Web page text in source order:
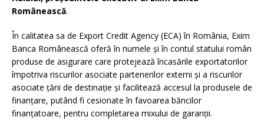
Românească.
În calitatea sa de Export Credit Agency (ECA) în România, Exim
Banca Românească oferă în numele și în contul statului român
produse de asigurare care protejează încasările exportatorilor
împotriva riscurilor asociate partenerilor externi şi a riscurilor
asociate ţării de destinaţie și facilitează accesul la produsele de
finanțare, putând fi cesionate în favoarea băncilor
finanțatoare, pentru completarea mixului de garanții.